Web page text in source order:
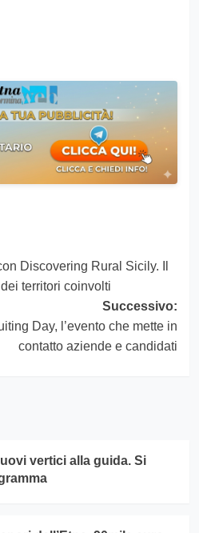
Discovering Rural Sicily. Il
territori coinvolti
Successivo:
Day, l’evento che mette in
contatto aziende e candidati
vertici alla guida. Si